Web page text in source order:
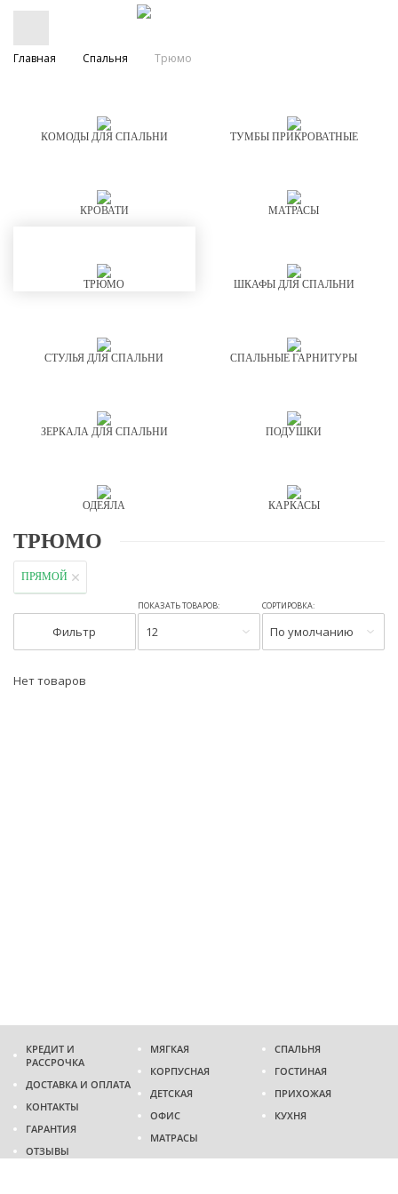
Главная Спальня Трюмо
КОМОДЫ ДЛЯ СПАЛЬНИ ТУМБЫ ПРИКРОВАТНЫЕ
КРОВАТИ МАТРАСЫ
ТРЮМО ШКАФЫ ДЛЯ СПАЛЬНИ
СТУЛЬЯ ДЛЯ СПАЛЬНИ СПАЛЬНЫЕ ГАРНИТУРЫ
ЗЕРКАЛА ДЛЯ СПАЛЬНИ ПОДУШКИ
ОДЕЯЛА КАРКАСЫ
ТРЮМО
ПРЯМОЙ
Фильтр
ПОКАЗАТЬ ТОВАРОВ:
12
СОРТИРОВКА:
По умолчанию
Нет товаров
КРЕДИТ И
РАССРОЧКА
ДОСТАВКА И ОПЛАТА
КОНТАКТЫ
ГАРАНТИЯ
ОТЗЫВЫ
МЯГКАЯ
КОРПУСНАЯ
ДЕТСКАЯ
ОФИС
МАТРАСЫ
СПАЛЬНЯ
ГОСТИНАЯ
ПРИХОЖАЯ
КУХНЯ